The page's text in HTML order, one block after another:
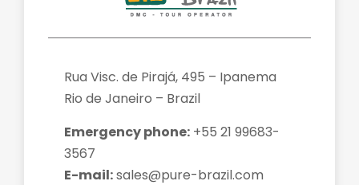
Rua Visc. de Pirajá, 495 – Ipanema
Rio de Janeiro – Brazil
Emergency phone: +55 21 99683-
3567
E-mail:sales@pure-brazil.com